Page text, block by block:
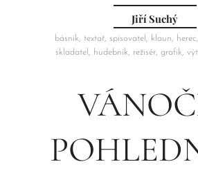
Jiří Suchý
básník, textař, spisovatel, klaun,
skladatel, hudebník, režisér, grafik,